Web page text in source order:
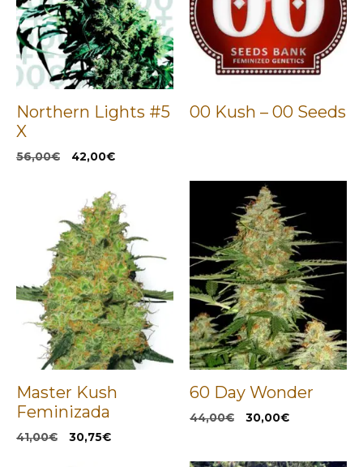
Northern Lights #5
X
56,00€
El
era:
56,00€.
42,00€El
es:
42,00€.
00 Kush – 00 Seeds
Master Kush
Feminizada
41,00€
El
30,75€El
60 Day Wonder
44,00€
El
era:
30,00€El
es: